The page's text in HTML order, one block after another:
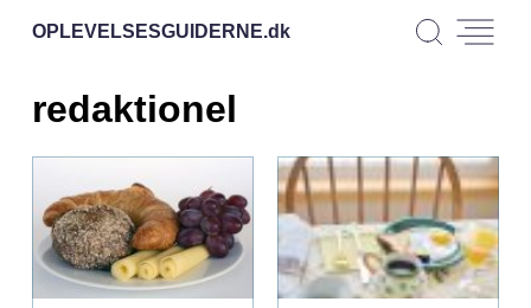
OPLEVELSESGUIDERNE.dk
redaktionel